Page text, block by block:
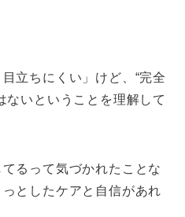
立ちにくい」けど、“完全
ないということを理解して
るって気づかれたことな
としたケアと自信があれ